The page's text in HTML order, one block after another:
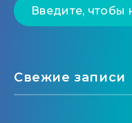
Свежие записи